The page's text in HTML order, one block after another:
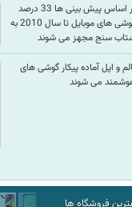
بر اساس پیش بینی ها 33 درصد
گوشی های موبایل تا سال 2010 به
سنج مجهز می شوند
و اپل آماده پیکار گوشی های
می شوند
فروشگاه ها